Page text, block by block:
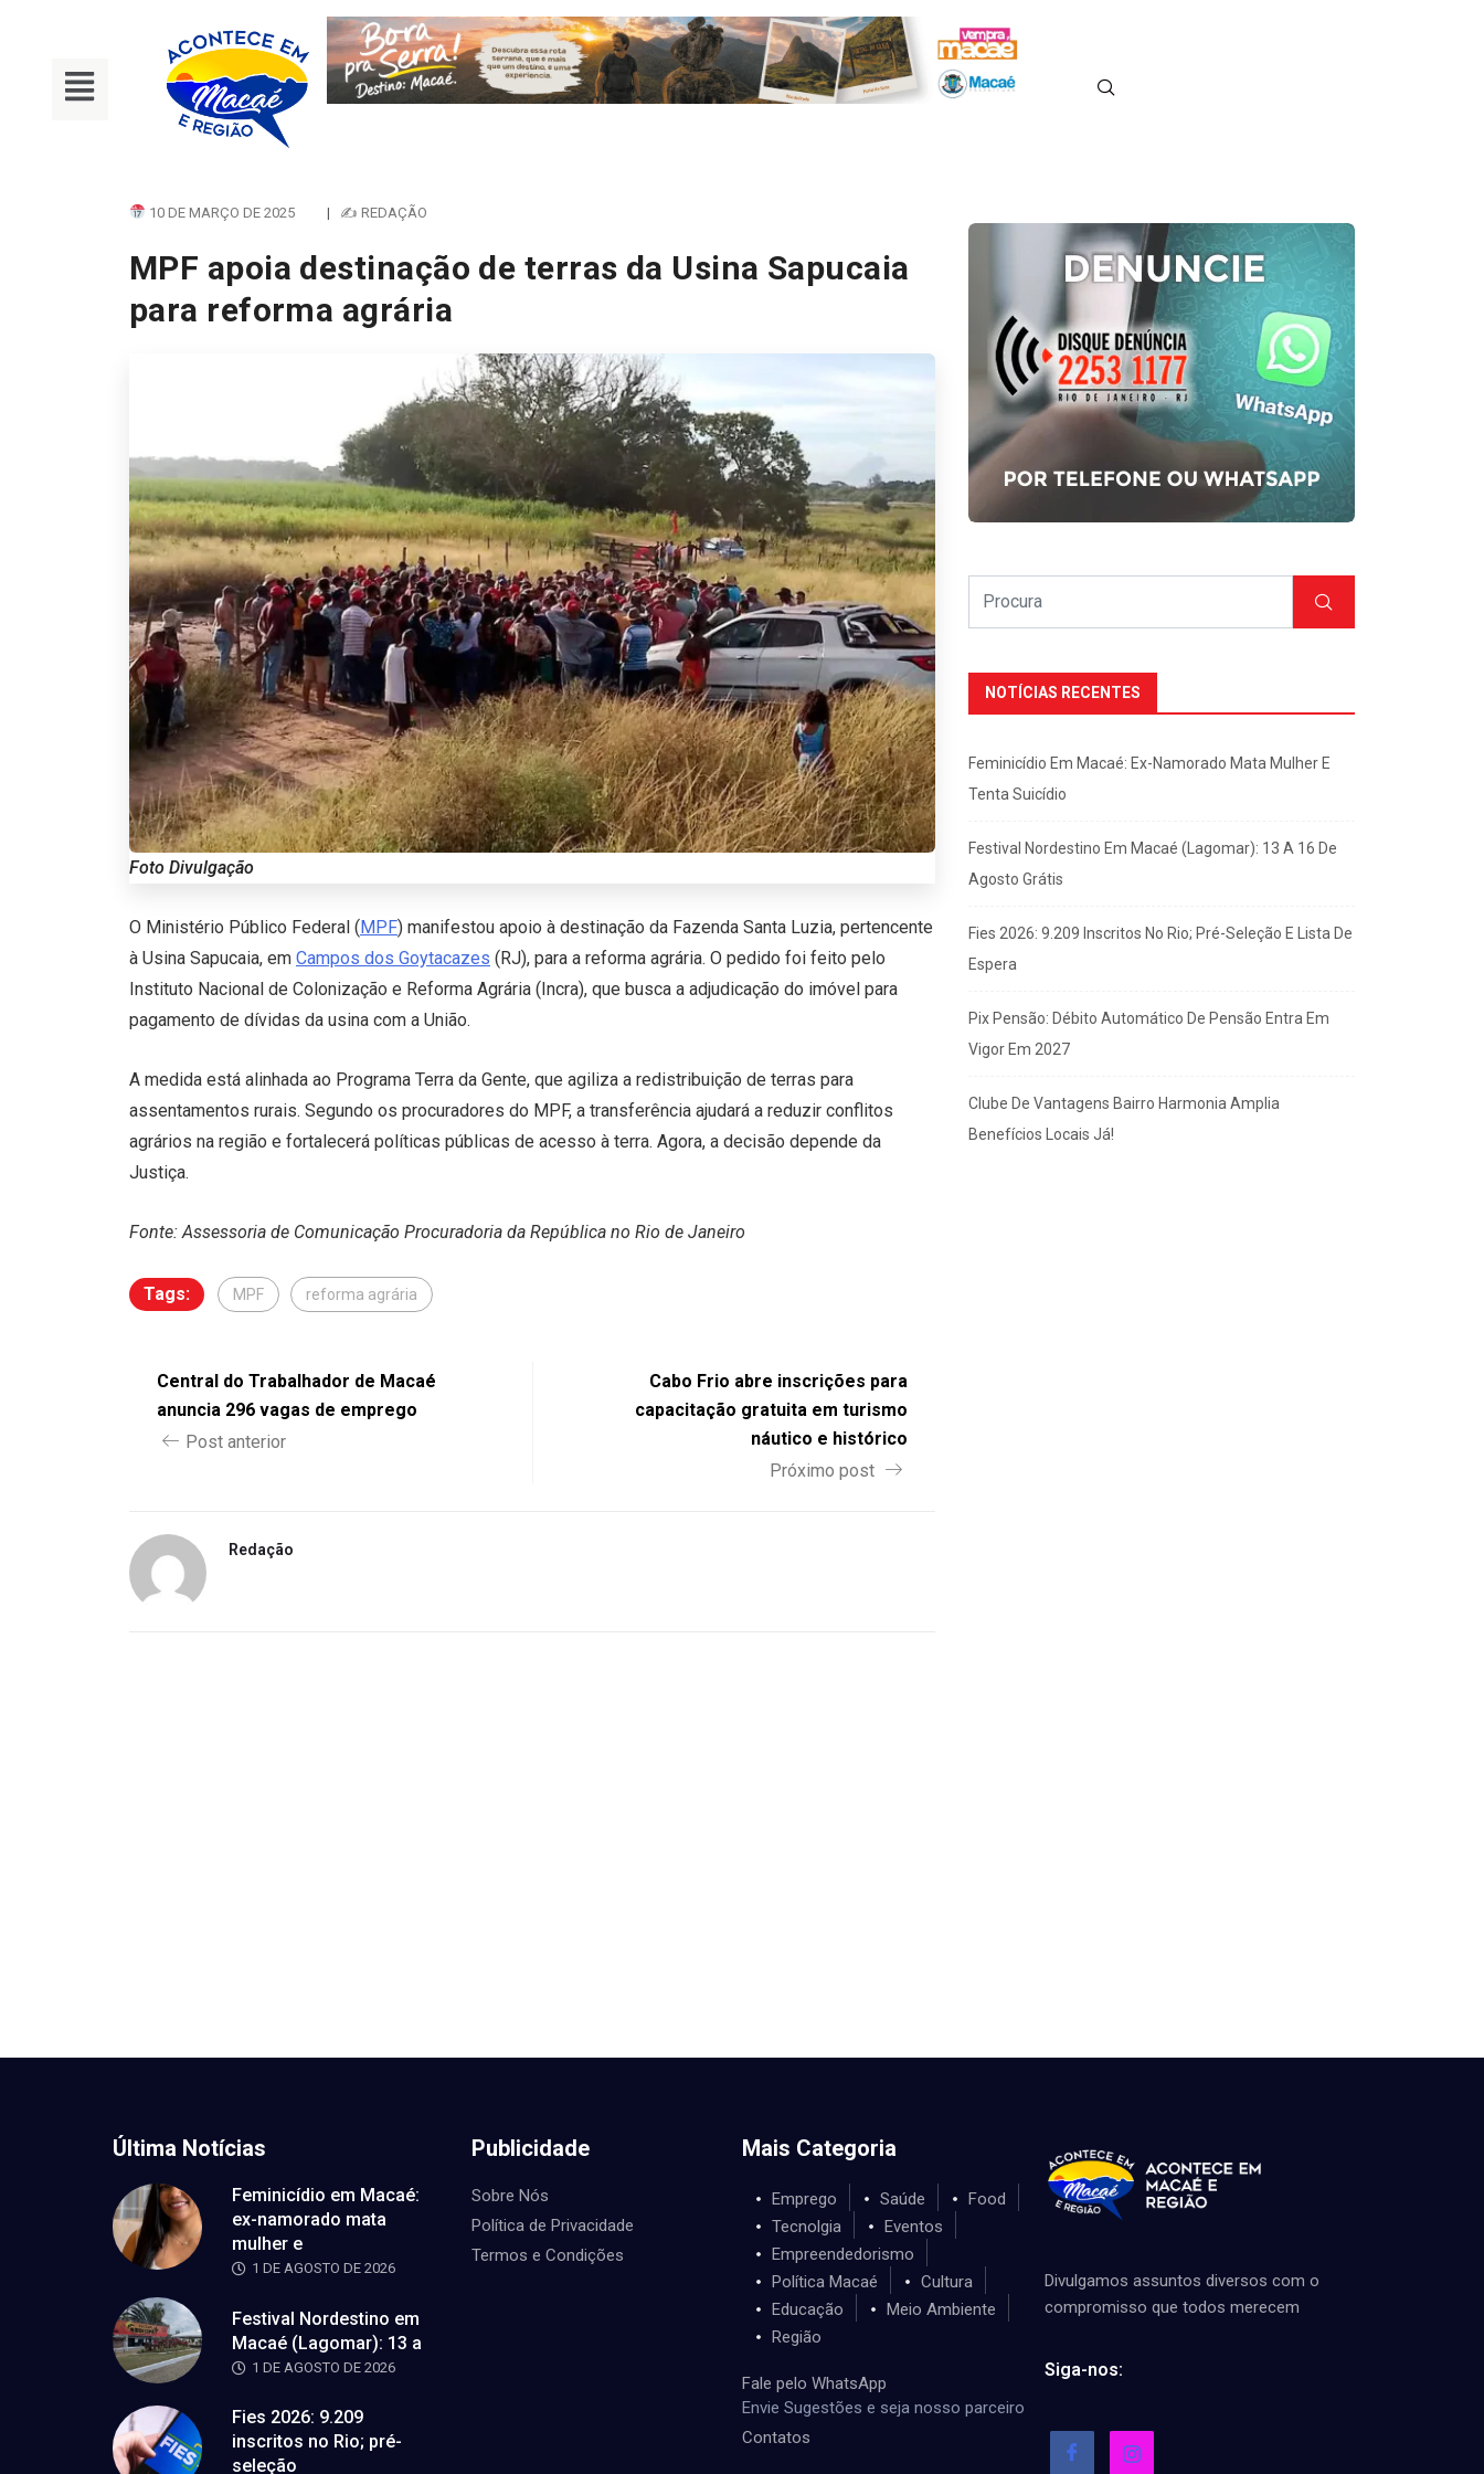
10 DE MARÇO DE 2025 | ✍ REDAÇÃO
MPF apoia destinação de terras da Usina Sapucaia
para reforma agrária
Foto Divulgação
O Ministério Público Federal (MPF) manifestou apoio à destinação da Fazenda Santa Luzia, pertencente
à Usina Sapucaia, em Campos dos Goytacazes (RJ), para a reforma agrária. O pedido foi feito pelo
Instituto Nacional de Colonização e Reforma Agrária (Incra), que busca a adjudicação do imóvel para
pagamento de dívidas da usina com a União.
A medida está alinhada ao Programa Terra da Gente, que agiliza a redistribuição de terras para
assentamentos rurais. Segundo os procuradores do MPF, a transferência ajudará a reduzir conflitos
agrários na região e fortalecerá políticas públicas de acesso à terra. Agora, a decisão depende da
Justiça.
Fonte: Assessoria de Comunicação Procuradoria da República no Rio de Janeiro
Tags: MPF reforma agrária
Central do Trabalhador de Macaé
anuncia 296 vagas de emprego
Post anterior
Cabo Frio abre inscrições para
capacitação gratuita em turismo
náutico e histórico
Próximo post
Redação
NOTÍCIAS RECENTES
Feminicídio Em Macaé: Ex-Namorado Mata Mulher E
Tenta Suicídio
Festival Nordestino Em Macaé (Lagomar): 13 A 16 De
Agosto Grátis
Fies 2026: 9.209 Inscritos No Rio; Pré-Seleção E Lista De
Espera
Pix Pensão: Débito Automático De Pensão Entra Em
Vigor Em 2027
Clube De Vantagens Bairro Harmonia Amplia
Benefícios Locais Já!
Última Notícias
Feminicídio em Macaé:
ex-namorado mata
mulher e
1 DE AGOSTO DE 2026
Festival Nordestino em
Macaé (Lagomar): 13 a
1 DE AGOSTO DE 2026
Fies 2026: 9.209
inscritos no Rio; pré-
seleção
Publicidade
Sobre Nós
Política de Privacidade
Termos e Condições
Mais Categoria
Emprego Saúde
Food
Tecnolgia
Eventos
Empreendedorismo
Política Macaé
Cultura
Educação
Meio Ambiente
Região
Fale pelo WhatsApp
Envie Sugestões e seja nosso parceiro
Contatos
Divulgamos assuntos diversos com o
compromisso que todos merecem
Siga-nos: